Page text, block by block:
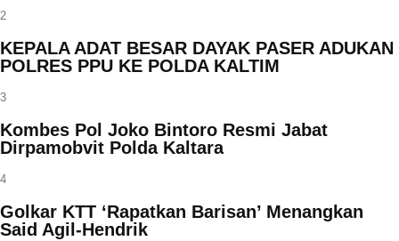
2
KEPALA ADAT BESAR DAYAK PASER ADUKAN
POLRES PPU KE POLDA KALTIM
3
Kombes Pol Joko Bintoro Resmi Jabat
Dirpamobvit Polda Kaltara
4
Golkar KTT ‘Rapatkan Barisan’ Menangkan
Said Agil-Hendrik